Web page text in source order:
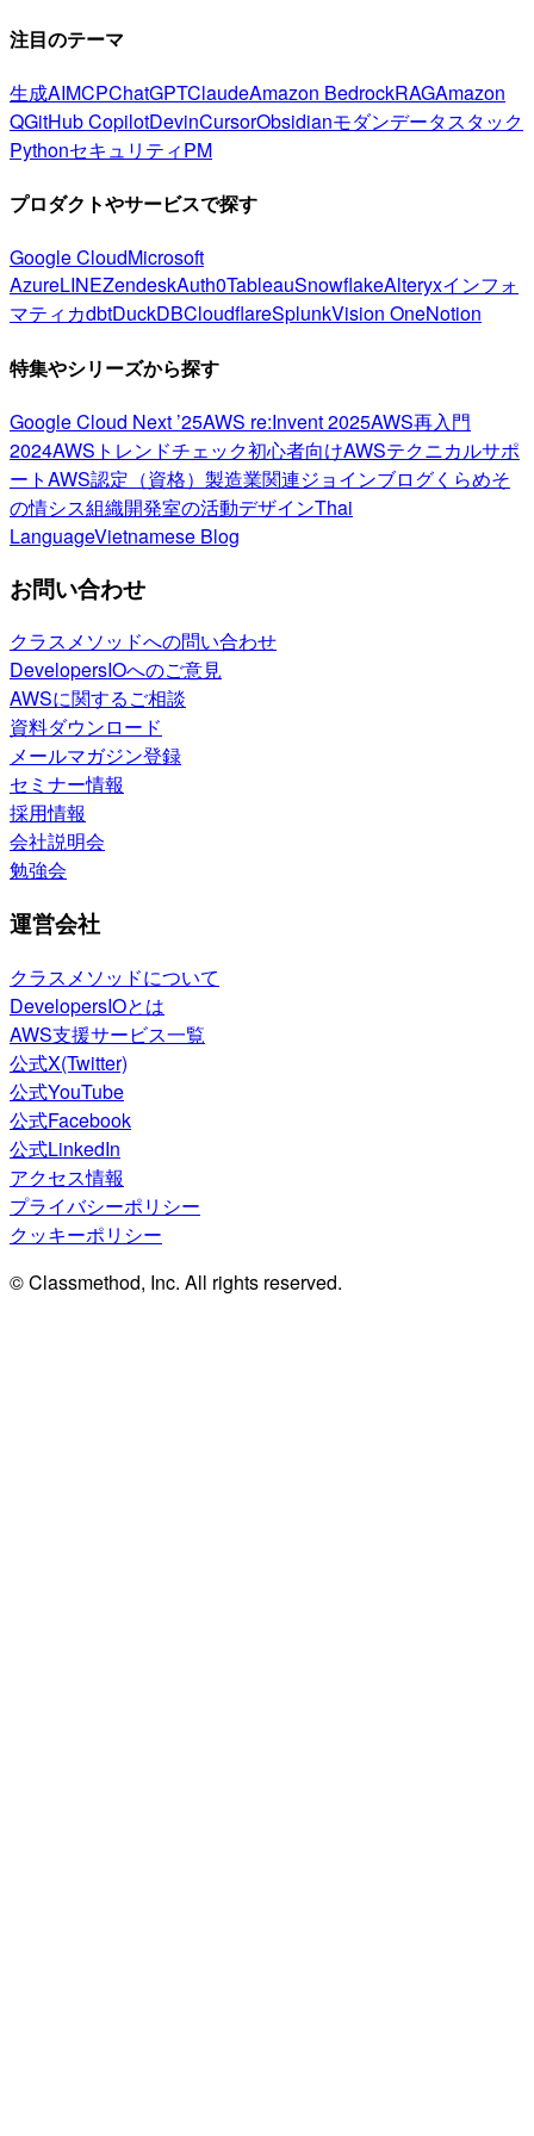
注目のテーマ
生成AIMCPChatGPTClaudeAmazon BedrockRAGAmazon
QGitHub CopilotDevinCursorObsidianモダンデータスタック
PythonセキュリティPM
プロダクトやサービスで探す
Google CloudMicrosoft
AzureLINEZendeskAuth0TableauSnowflakeAlteryxインフォ
マティカdbtDuckDBCloudflareSplunkVision OneNotion
特集やシリーズから探す
Google Cloud Next ’25AWS re:Invent 2025AWS再入門
2024AWSトレンドチェック初心者向けAWSテクニカルサポ
ートAWS認定（資格） 製造業関連ジョインブログくらめそ
の情シス組織開発室の活動デザインThai
LanguageVietnamese Blog
お問い合わせ
クラスメソッドへの問い合わせ
DevelopersIOへのご意見
AWSに関するご相談
資料ダウンロード
メールマガジン登録
セミナー情報
採用情報
会社説明会
勉強会
運営会社
クラスメソッドについて
DevelopersIOとは
AWS支援サービス一覧
公式X(Twitter)
公式YouTube
公式Facebook
公式LinkedIn
アクセス情報
プライバシーポリシー
クッキーポリシー
© Classmethod, Inc. All rights reserved.